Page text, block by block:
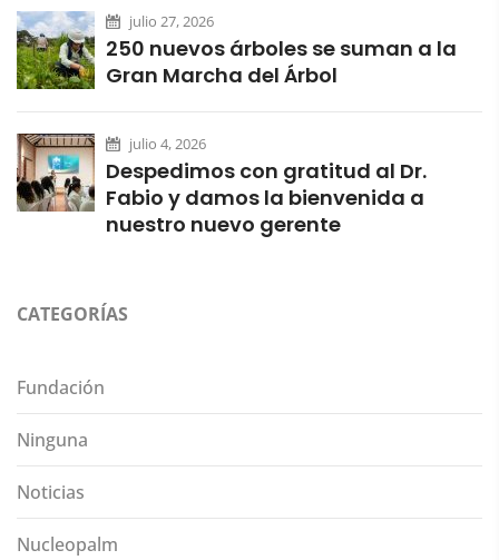
julio 27, 2026
250 nuevos árboles se suman a la
Gran Marcha del Árbol
julio 4, 2026
Despedimos con gratitud al Dr.
Fabio y damos la bienvenida a
nuestro nuevo gerente
CATEGORÍAS
Fundación
Ninguna
Noticias
Nucleopalm